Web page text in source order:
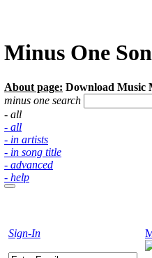
Minus One
About page: Download Music
minus one search
- all
- all
- in artists
- in song title
- advanced
- help
Sign-In